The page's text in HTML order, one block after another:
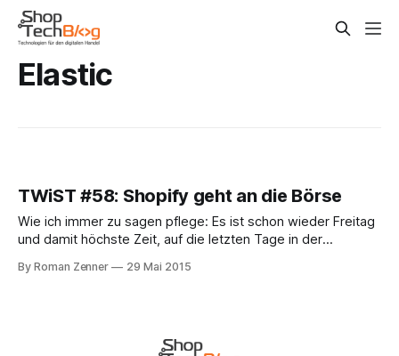
Elastic
TWiST #58: Shopify geht an die Börse
Wie ich immer zu sagen pflege: Es ist schon wieder Freitag
und damit höchste Zeit, auf die letzten Tage in der
Shop-Anbieter Shopify ist in der letzten Woche an die Börse
By Roman Zenner 29 Mai 2015